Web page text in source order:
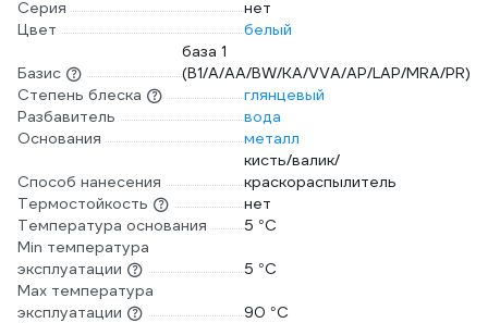
Серия
нет
Цвет
белый
Базис
база 1
(B1/A/AA/BW/KA/VVA/AP/LAP/MRA/PR)
Степень блеска
глянцевый
Разбавитель
вода
Основания
металл
Способ нанесения
кисть/валик/
краскораспылитель
Термостойкость
нет
Температура основания
5 °С
Min температура
эксплуатации
5 °С
Max температура
эксплуатации
90 °С